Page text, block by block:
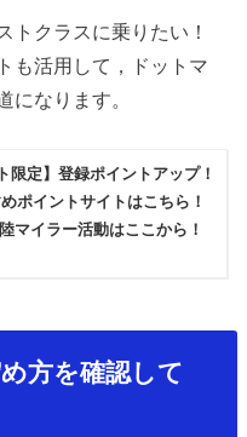
トクラスに乗りたい！
も活用して，ドットマ
になります。
限定】登録ポイントアップ！
ポイントサイトはこちら！
マイラー活動はここから！
方を確認して